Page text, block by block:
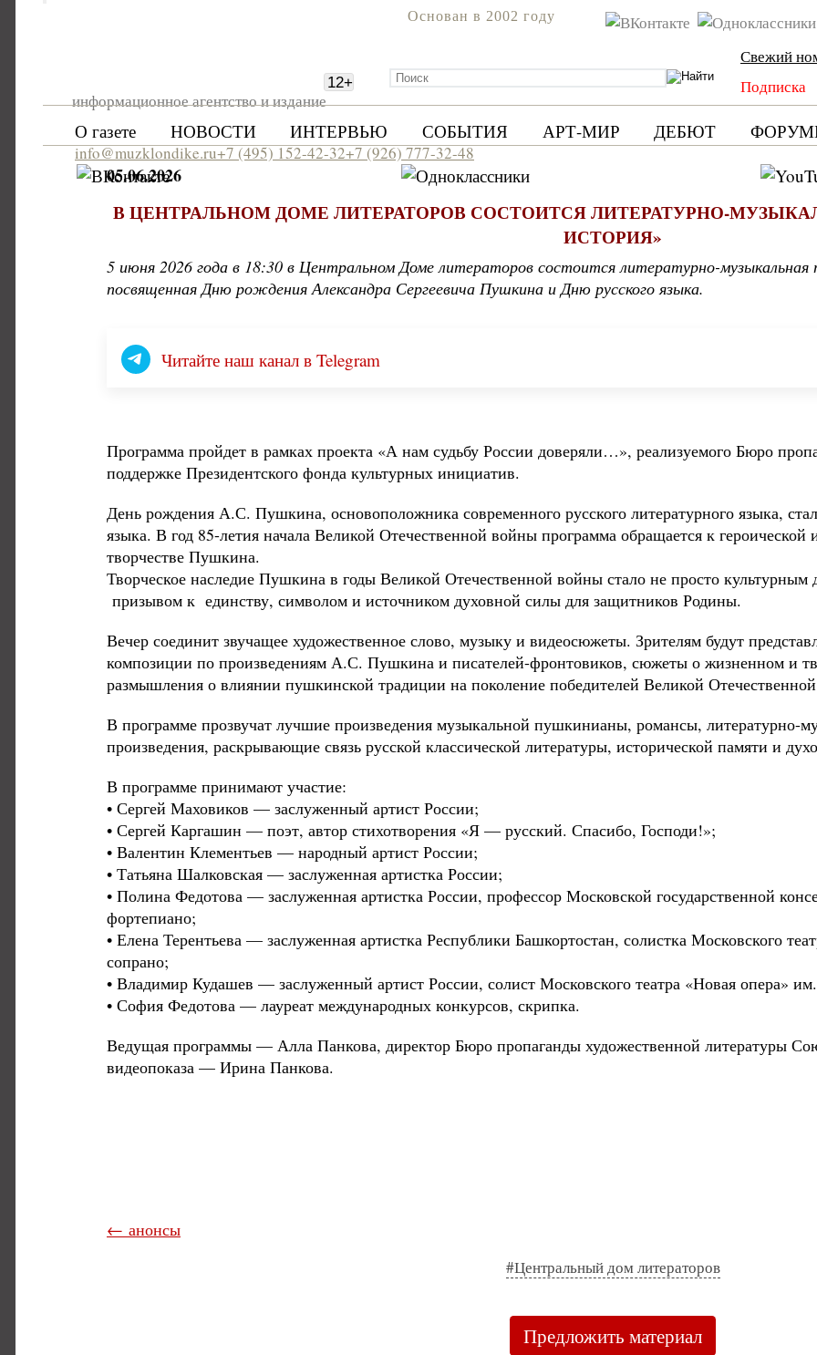
информационное агентство и издание
12+
Основан в 2002 году
Свежий
Подписка
О газете НОВОСТИ ИНТЕРВЬЮ СОБЫТИЯ АРТ-МИР ДЕБЮТ
info@muzklondike.ru+7 (495) 152-42-32+7 (926) 777-32-48
05.06.2026
В ЦЕНТРАЛЬНОМ ДОМЕ ЛИТЕРАТОРОВ СОСТОИТСЯ ЛИТЕРАТУРНО-
ИСТОРИЯ»
5 июня 2026 года в 18:30 в Центральном Доме литераторов состоится литературно-
посвященная Дню рождения Александра Сергеевича Пушкина и Дню русского языка.
Читайте наш канал в Telegram
Программа пройдет в рамках проекта «А нам судьбу России доверяли…», реализуемого Бюро
поддержке Президентского фонда культурных инициатив.
День рождения А.С. Пушкина, основоположника современного русского литературного языка,
языка. В год 85-летия начала Великой Отечественной войны программа обращается к
творчестве Пушкина.
Творческое наследие Пушкина в годы Великой Отечественной войны стало не просто
призывом к единству, символом и источником духовной силы для защитников Родины.
Вечер соединит звучащее художественное слово, музыку и видеосюжеты. Зрителям будут
композиции по произведениям А.С. Пушкина и писателей-фронтовиков, сюжеты о жизненном и
размышления о влиянии пушкинской традиции на поколение победителей Великой
В программе прозвучат лучшие произведения музыкальной пушкинианы, романсы, литературно-
произведения, раскрывающие связь русской классической литературы, исторической памяти и
В программе принимают участие:
• Сергей Маховиков — заслуженный артист России;
• Сергей Каргашин — поэт, автор стихотворения «Я — русский. Спасибо, Господи!»;
• Валентин Клементьев — народный артист России;
• Татьяна Шалковская — заслуженная артистка России;
• Полина Федотова — заслуженная артистка России, профессор Московской государственной
фортепиано;
• Елена Терентьева — заслуженная артистка Республики Башкортостан, солистка Московского
сопрано;
• Владимир Кудашев — заслуженный артист России, солист Московского театра «Новая опера»
• София Федотова — лауреат международных конкурсов, скрипка.
Ведущая программы — Алла Панкова, директор Бюро пропаганды художественной литературы
видеопоказа — Ирина Панкова.
← анонсы
#Центральный дом литераторов
Предложить материал